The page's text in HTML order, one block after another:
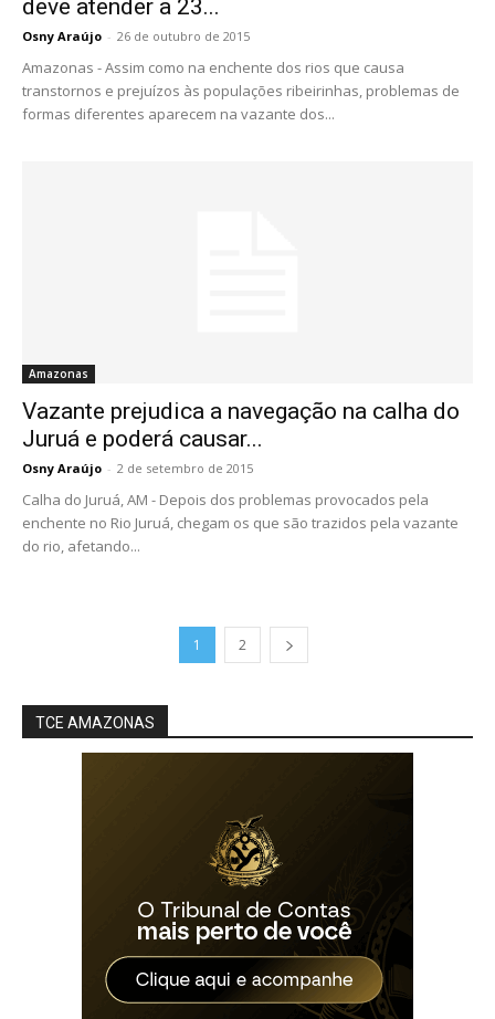
deve atender a 23...
Osny Araújo - 26 de outubro de 2015
Amazonas - Assim como na enchente dos rios que causa
transtornos e prejuízos às populações ribeirinhas, problemas de
formas diferentes aparecem na vazante dos...
Amazonas
Vazante prejudica a navegação na calha do
Juruá e poderá causar...
Osny Araújo - 2 de setembro de 2015
Calha do Juruá, AM - Depois dos problemas provocados pela
enchente no Rio Juruá, chegam os que são trazidos pela vazante
do rio, afetando...
1 2
TCE AMAZONAS